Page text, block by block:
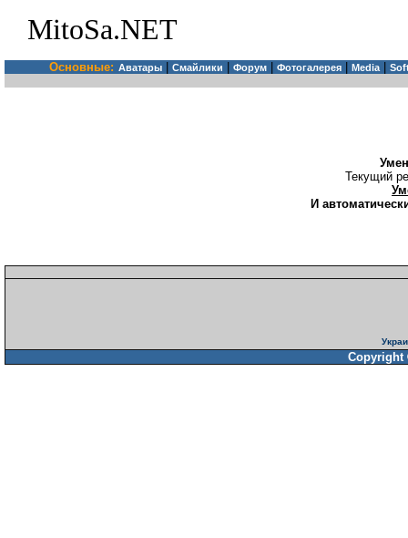
MitoSa.NET
Основные: Аватары Смайлики Форум Фотогалерея Media|
Текущий
И
Copyright